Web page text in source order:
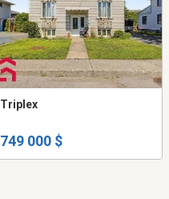
Triplex
749 000 $